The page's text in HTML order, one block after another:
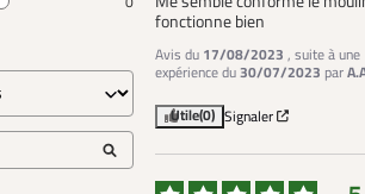
fonctionne bien
Avis du 17/08/2023 , suite à une
expérience du30/07/2023 par
Utile(0) Signaler